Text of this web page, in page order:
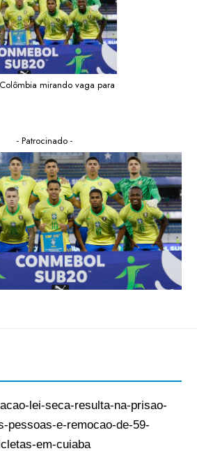
mirando vaga para
- Patrocinado -